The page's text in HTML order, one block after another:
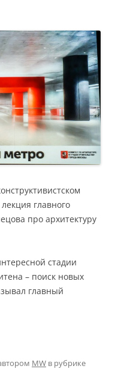
главного
про архитектуру
стадии
– поиск новых
главный
MW в рубрике